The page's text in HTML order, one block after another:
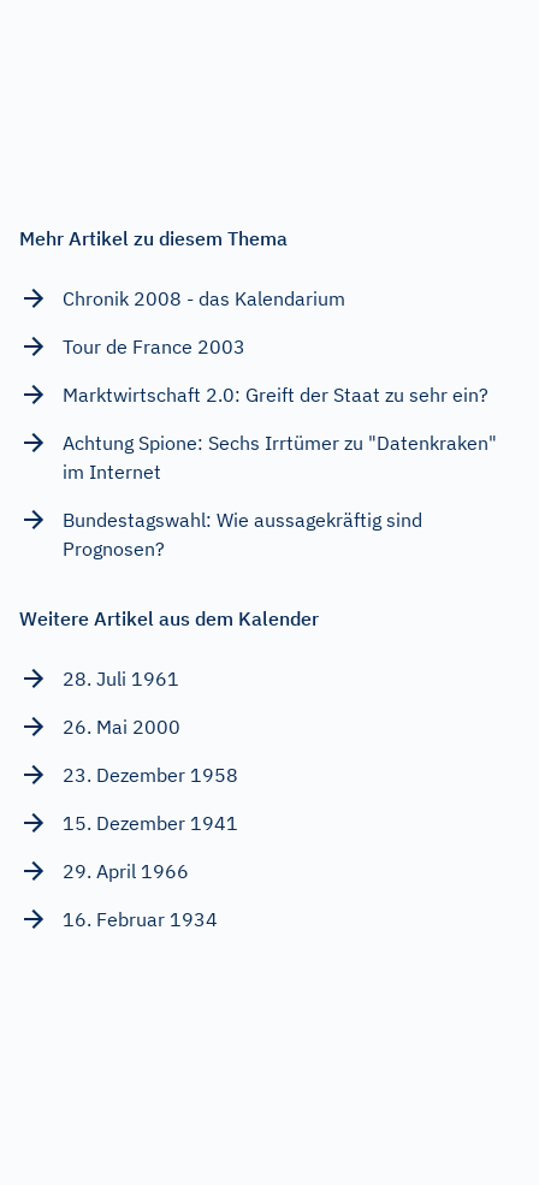
Mehr Artikel zu diesem Thema
Chronik 2008 - das Kalendarium
Tour de France 2003
Marktwirtschaft 2.0: Greift der Staat zu sehr ein?
Achtung Spione: Sechs Irrtümer zu "Datenkraken"
im Internet
Bundestagswahl: Wie aussagekräftig sind
Prognosen?
Weitere Artikel aus dem Kalender
28. Juli 1961
26. Mai 2000
23. Dezember 1958
15. Dezember 1941
29. April 1966
16. Februar 1934